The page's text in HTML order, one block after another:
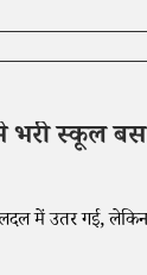
से भरी स्कूल
में उतर गई, लेकिन